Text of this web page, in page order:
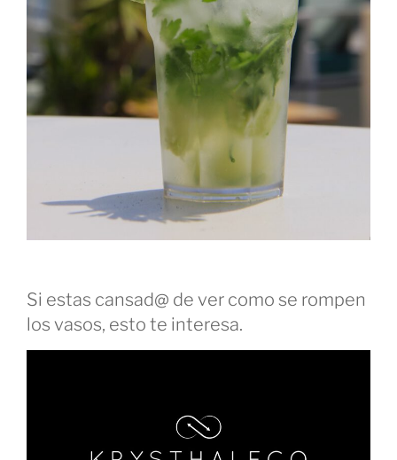
Si estas cansad@ de ver como se rompen
los vasos, esto te interesa.